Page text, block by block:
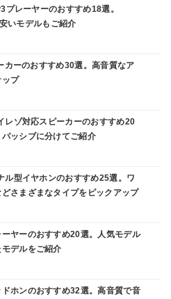
プレーヤーのおすすめ18選。
いモデルもご紹介
カーのおすすめ30選。高音質なア
ップ
レゾ対応スピーカーのおすすめ20
ッシブに分けてご紹介
ル型イヤホンのおすすめ25選。ワ
さまざまなタイプをピックアップ
ヤーのおすすめ20選。人気モデル
デルをご紹介
ホンのおすすめ32選。高音質で音